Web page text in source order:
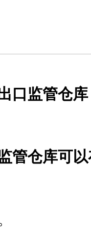
口监管仓
管仓库可